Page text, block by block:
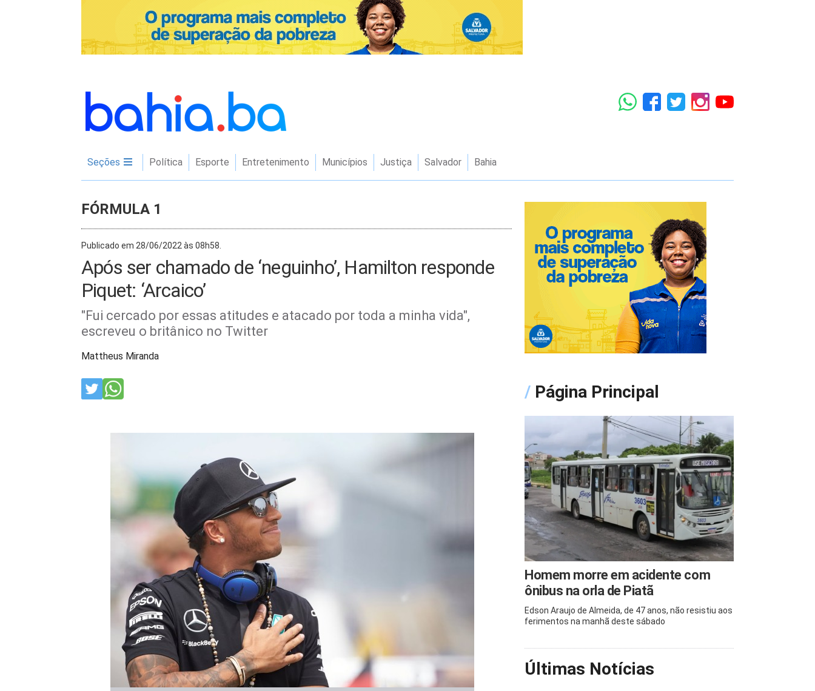
Seções Política Esporte Entretenimento Municípios Justiça Salvador Bahia
FÓRMULA 1
Publicado em 28/06/2022 às 08h58.
Após ser chamado de ‘neguinho’, Hamilton responde
Piquet: ‘Arcaico’
"Fui cercado por essas atitudes e atacado por toda a minha vida",
escreveu o britânico no Twitter
Mattheus Miranda
/ Página Principal
Homem morre em acidente com
ônibus na orla de Piatã
Edson Araujo de Almeida, de 47 anos, não resistiu aos
ferimentos na manhã deste sábado
Últimas Notícias